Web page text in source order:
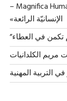
رسالة البابا لاون الرابع عشر «Magnifica Humanitas –
الإنسانيّة الرائعة»
تكمن في العطاء”
مريم الكلدانيات
التربية المهنية